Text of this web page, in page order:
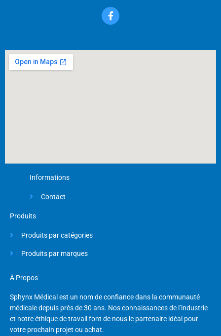
F
a
c
o
Informations
Contact
Produits
Produits par catégories
Produits par marques
À Propos
Sphynx Médical est un nom de confiance dans la communauté
médicale depuis près de 30 ans. Nos connaissances de l’industrie
et notre éthique de travail font de nous le partenaire idéal pour
votre prochain projet ou achat.